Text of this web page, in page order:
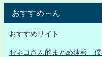
おすすめ～ん
おすすめサイト
おネコさん的まとめ速報 僕